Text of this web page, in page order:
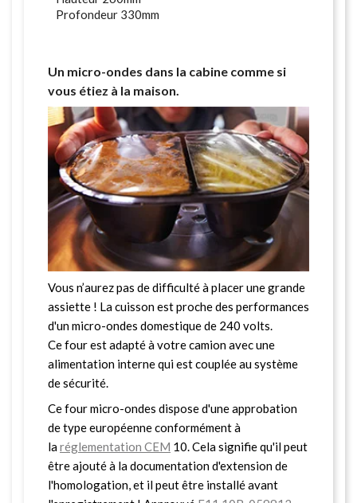
Profondeur 330mm
Un micro-ondes dans la cabine comme si
vous étiez à la maison.
Vous n’aurez pas de difficulté à placer une grande
assiette ! La cuisson est proche des performances
d'un micro-ondes domestique de 240 volts.
Ce four est adapté à votre camion avec une
alimentation interne qui est couplée au système
de sécurité.
Ce four micro-ondes dispose d'une approbation
de type européenne conformément à
laréglementation CEM 10. Cela signifie qu'il peut
être ajouté à la documentation d'extension de
l'homologation, et il peut être installé avant